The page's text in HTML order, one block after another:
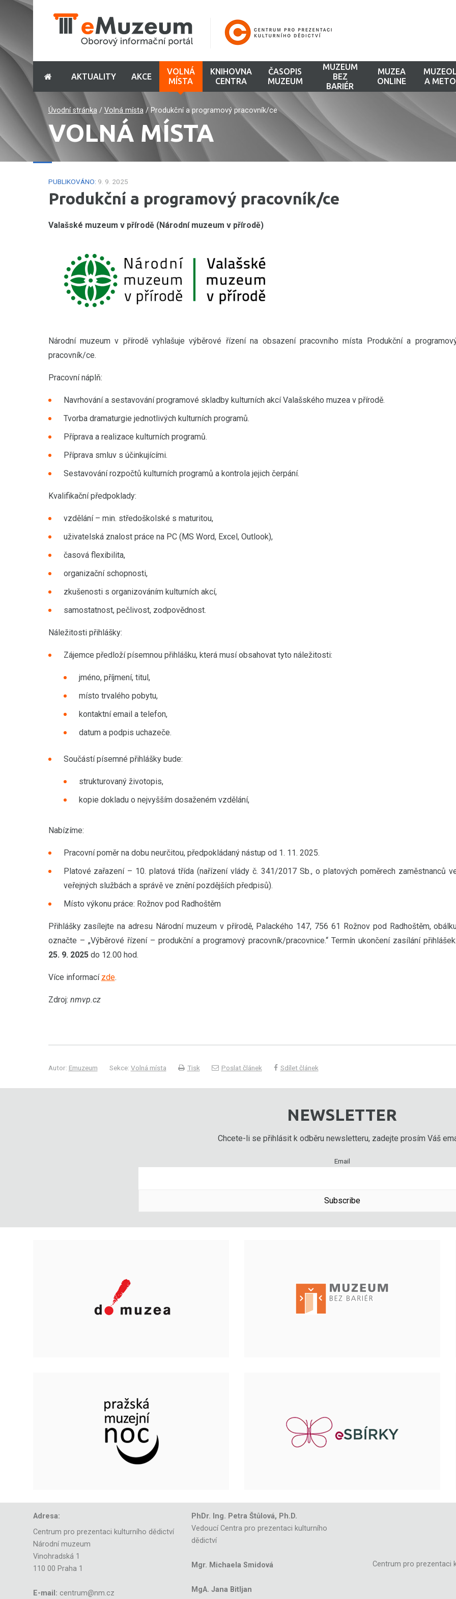
AKTUALITY AKCE
VOLNÁ
MÍSTA
KNIHOVNA
CENTRA
ČASOPIS
MUZEUM
MUZEUM
BEZ
BARIÉR
MUZEA
ONLINE
A
Úvodní stránka/ Volná místa/ Produkční a programový pracovník/ce
VOLNÁ MÍSTA
PUBLIKOVÁNO: 9. 9. 2025
Produkční a programový pracovník/ce
Valašské muzeum v přírodě (Národní muzeum v přírodě)
Národní muzeum v přírodě vyhlašuje výběrové řízení na obsazení pracovního místa Produkční a
pracovník/ce.
Pracovní náplň:
Navrhování a sestavování programové skladby kulturních akcí Valašského muzea v přírodě.
Tvorba dramaturgie jednotlivých kulturních programů.
Příprava a realizace kulturních programů.
Příprava smluv s účinkujícími.
Sestavování rozpočtů kulturních programů a kontrola jejich čerpání.
Kvalifikační předpoklady:
vzdělání – min. středoškolské s maturitou,
uživatelská znalost práce na PC (MS Word, Excel, Outlook),
časová flexibilita,
organizační schopnosti,
zkušenosti s organizováním kulturních akcí,
samostatnost, pečlivost, zodpovědnost.
Náležitosti přihlášky:
Zájemce předloží písemnou přihlášku, která musí obsahovat tyto náležitosti:
jméno, příjmení, titul,
místo trvalého pobytu,
kontaktní email a telefon,
datum a podpis uchazeče.
Součástí písemné přihlášky bude:
strukturovaný životopis,
kopie dokladu o nejvyšším dosaženém vzdělání,
Nabízíme:
Pracovní poměr na dobu neurčitou, předpokládaný nástup od 1. 11. 2025.
Platové zařazení – 10. platová třída (nařízení vlády č. 341/2017 Sb., o platových poměrech zaměstnanců
veřejných službách a správě ve znění pozdějších předpisů).
Místo výkonu práce: Rožnov pod Radhoštěm
Přihlášky zasílejte na adresu Národní muzeum v přírodě, Palackého 147, 756 61 Rožnov pod Radhoštěm,
označte – „Výběrové řízení – produkční a programový pracovník/pracovnice.“ Termín ukončení zasílání přihlášek:
25. 9. 2025do 12.00 hod.
Více informací zde.
Zdroj: nmvp.cz
Autor: Emuzeum Sekce: Volná místa Tisk Poslat článek Sdílet článek
NEWSLETTER
Chcete-li se přihlásit k odběru newsletteru, zadejte prosím Váš
Email
Subscribe
Adresa:
Centrum pro prezentaci kulturního dědictví
Národní muzeum
Vinohradská 1
110 00 Praha 1
E-mail: centrum@nm.cz
PhDr. Ing. Petra Štůlová, Ph.D.
Vedoucí Centra pro prezentaci kulturního
dědictví
Mgr. Michaela Smidová
MgA. Jana Bitljan
Centrum pro prezentaci